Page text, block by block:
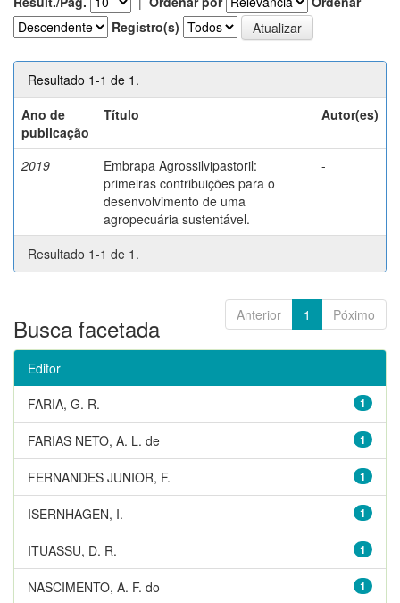
Registro(s)
Resultado 1-1 de 1.
Ano de
publicação
Título Autor(es)
2019
Embrapa Agrossilvipastoril:
primeiras contribuições para o
desenvolvimento de uma
agropecuária sustentável.
-
Resultado 1-1 de 1.
Anterior 1 Póximo
Busca facetada
Editor
1
FARIA, G. R.
1
FARIAS NETO, A. L. de
1
FERNANDES JUNIOR, F.
1
ISERNHAGEN, I.
1
ITUASSU, D. R.
1
NASCIMENTO, A. F. do